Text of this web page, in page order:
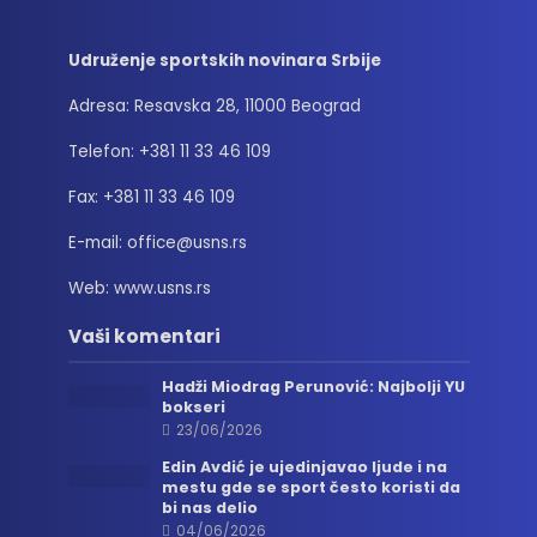
Udruženje sportskih novinara Srbije
Adresa: Resavska 28, 11000 Beograd
Telefon: +381 11 33 46 109
Fax: +381 11 33 46 109
E-mail: office@usns.rs
Web: www.usns.rs
Vaši komentari
Hadži Miodrag Perunović: Najbolji YU
bokseri
23/06/2026
Edin Avdić je ujedinjavao ljude i na
mestu gde se sport često koristi da
bi nas delio
04/06/2026